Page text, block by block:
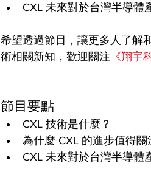
CXL 未來對於台灣半導體
希望透過節目，讓更多人了解
術相關新知，歡迎關注 《翔宇
節目要點
CXL 技術是什麼？
為什麼 CXL 的進步值得關
CXL 未來對於台灣半導體